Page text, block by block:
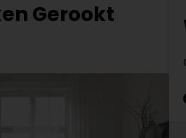
Gerookt